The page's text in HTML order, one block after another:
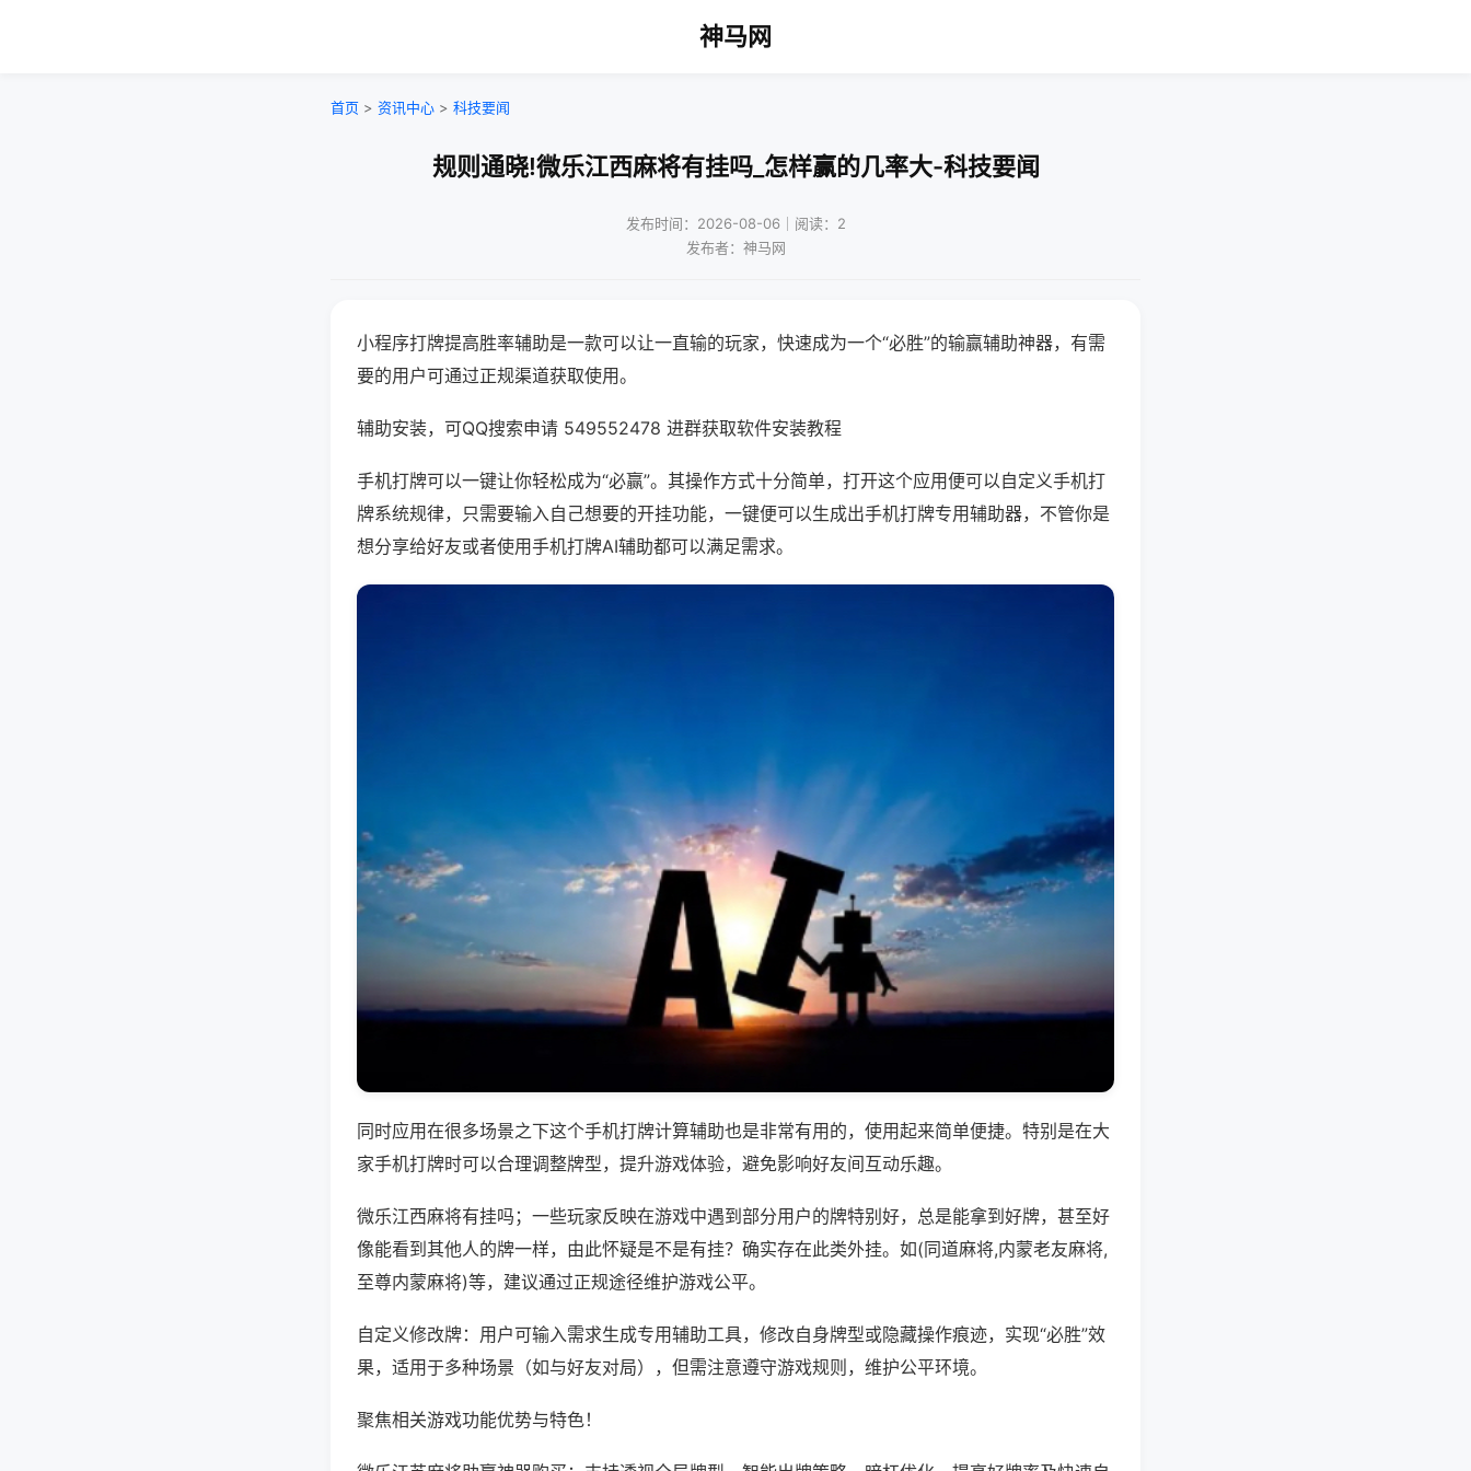
神马网
首页 > 资讯中心 > 科技要闻
规则通晓!微乐江西麻将有挂吗_怎样赢的几率大-科技要闻
发布时间：2026-08-06｜阅读：2
发布者：神马网
小程序打牌提高胜率辅助是一款可以让一直输的玩家，快速成为一个“必胜”的输赢辅助神器，有需
要的用户可通过正规渠道获取使用。
辅助安装，可QQ搜索申请 549552478 进群获取软件安装教程
手机打牌可以一键让你轻松成为“必赢”。其操作方式十分简单，打开这个应用便可以自定义手机打
牌系统规律，只需要输入自己想要的开挂功能，一键便可以生成出手机打牌专用辅助器，不管你是
想分享给好友或者使用手机打牌AI辅助都可以满足需求。
同时应用在很多场景之下这个手机打牌计算辅助也是非常有用的，使用起来简单便捷。特别是在大
家手机打牌时可以合理调整牌型，提升游戏体验，避免影响好友间互动乐趣。
微乐江西麻将有挂吗；一些玩家反映在游戏中遇到部分用户的牌特别好，总是能拿到好牌，甚至好
像能看到其他人的牌一样，由此怀疑是不是有挂？确实存在此类外挂。如(同道麻将,内蒙老友麻将,
至尊内蒙麻将)等，建议通过正规途径维护游戏公平。
自定义修改牌：用户可输入需求生成专用辅助工具，修改自身牌型或隐藏操作痕迹，实现“必胜”效
果，适用于多种场景（如与好友对局），但需注意遵守游戏规则，维护公平环境。
聚焦相关游戏功能优势与特色！